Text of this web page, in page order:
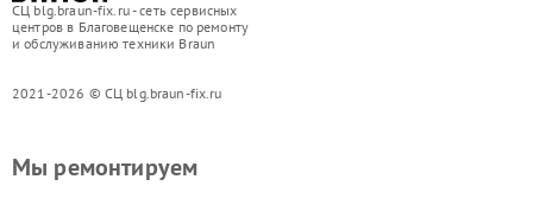
СЦ blg.braun-fix.ru - сеть сервисных
центров в Благовещенске по ремонту
и обслуживанию техники Braun
2021-2026 © СЦ blg.braun-fix.ru
Мы ремонтируем